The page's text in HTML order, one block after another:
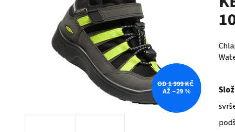
je
0,0
z
OD 1 999 KČ
AŽ –29 %
Doporučujeme
CICIBAN SIENA